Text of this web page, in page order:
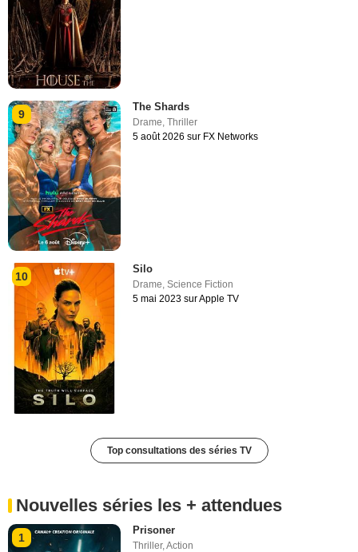
9
The Shards
Drame,Thriller
5 août 2026 sur FX Networks
10
Silo
Drame,Science Fiction
5 mai 2023 sur Apple TV
Top consultations des séries TV
Nouvelles séries les + attendues
1
Prisoner
Thriller,Action